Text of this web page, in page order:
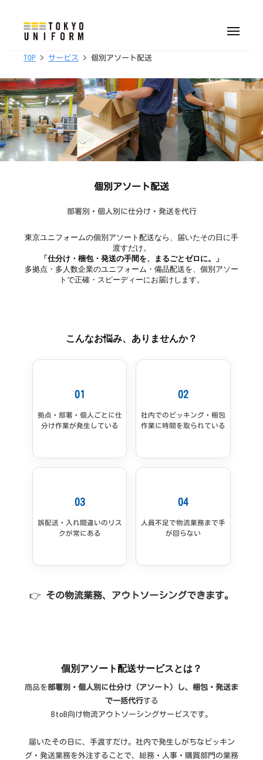
ツ
へ
ス
キ
ッ
プ
会
社
東
京
ユ
ニ
ム
リ
ジ
ナ
ル
制
服
・
ム
作
メ
TOP > サービス > 個別アソート配送
個別アソート配送
部署別・個人別に仕分け・発送を代行
東京ユニフォームの個別アソート配送なら、届いたその日に手
渡すだけ。
「仕分け・梱包・発送の手間を、まるごとゼロに。」
多拠点・多人数企業のユニフォーム・備品配送を、個別アソー
トで正確・スピーディーにお届けします。
こんなお悩み、ありませんか？
01
拠点・部署・個人ごとに仕
分け作業が発生している
02
社内でのピッキング・梱包
作業に時間を取られている
03
誤配送・入れ間違いのリス
クが常にある
04
人員不足で物流業務まで手
が回らない
👉 その物流業務、アウトソーシングできます。
個別アソート配送サービスとは？
商品を部署別・個人別に仕分け（アソート）し、梱包・発送ま
で一括代行する
BtoB向け物流アウトソーシングサービスです。
届いたその日に、手渡すだけ。社内で発生しがちなピッキン
グ・発送業務を外注することで、総務・人事・購買部門の業務
ユ
ニ
フ
ォ
ー
ム